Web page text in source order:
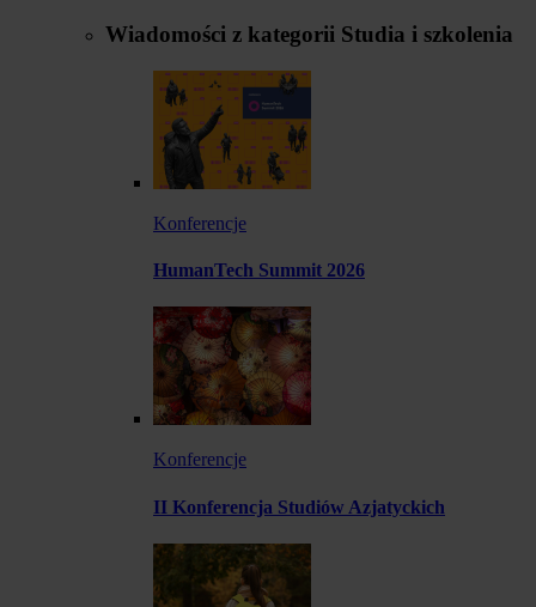
Wiadomości z kategorii Studia i szkolenia
Konferencje
HumanTech Summit 2026
Konferencje
II Konferencja Studiów Azjatyckich